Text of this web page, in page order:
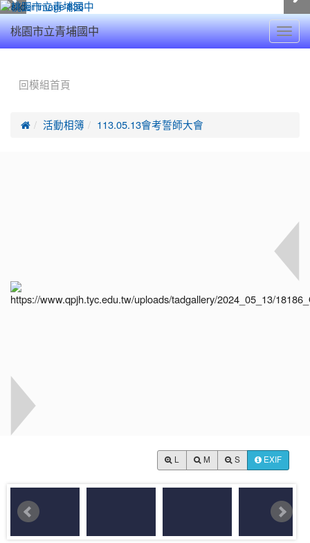
桃園市立青埔國中
回模組首頁
 活動相簿 113.05.13會考誓師大會
M S EXIF